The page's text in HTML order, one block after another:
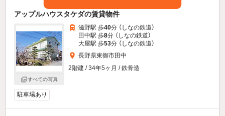
アップルハウスタケダの賃貸物件
すべての写真
滋野駅 歩40分 （しなの鉄道）
田中駅 歩8分 （しなの鉄道）
大屋駅 歩53分 （しなの鉄道）
長野県東御市田中
2階建 / 34年5ヶ月 / 鉄骨造
駐車場あり